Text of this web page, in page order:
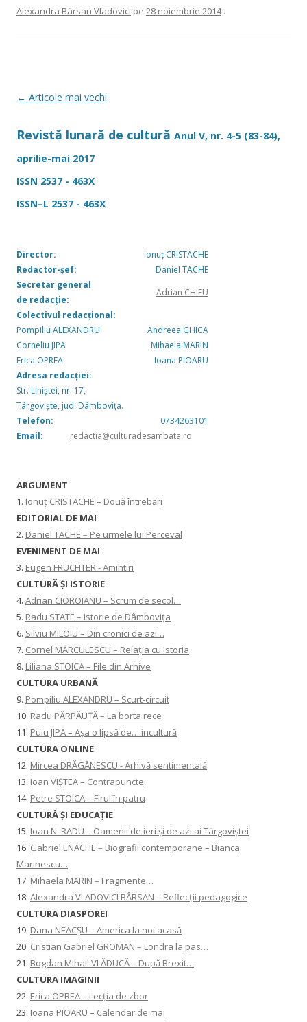
Alexandra Bârsan Vladovici pe 28 noiembrie 2014 .
Navigare
articole
← Articole mai vechi
Revistă lunară de cultură Anul V, nr. 4-5 (83-84),
aprilie-mai 2017
ISSN 2537 - 463X
ISSN–L 2537 - 463X
Director:
Ionuț CRISTACHE
Redactor-șef:
Daniel TACHE
Secretar general
de redacție:
Adrian CHIFU
Colectivul redacțional:
Pompiliu ALEXANDRU
Andreea GHICA
Corneliu JIPA
Mihaela MARIN
Erica OPREA
Ioana PIOARU
Adresa redacției:
Str. Liniștei, nr. 17,
Târgoviște, jud. Dâmbovița.
Telefon:
0734263101
Email: redactia@culturadesambata.ro
ARGUMENT
1. Ionuț CRISTACHE – Două întrebări
EDITORIAL DE MAI
2. Daniel TACHE – Pe urmele lui Perceval
EVENIMENT DE MAI
3. Eugen FRUCHTER - Amintiri
CULTURĂ ŞI ISTORIE
4. Adrian CIOROIANU – Scrum de secol…
5. Radu STATE – Istorie de Dâmbovița
6. Silviu MILOIU – Din cronici de azi…
7. Cornel MĂRCULESCU – Relația cu istoria
8. Liliana STOICA – File din Arhive
CULTURA URBANĂ
9. Pompiliu ALEXANDRU – Scurt-circuit
10. Radu PĂRPĂUȚĂ – La borta rece
11. Puiu JIPA – Așa o lipsă de… incultură
CULTURA ONLINE
12. Mircea DRĂGĂNESCU - Arhivă sentimentală
13. Ioan VIȘTEA – Contrapuncte
14. Petre STOICA – Firul în patru
CULTURĂ ŞI EDUCAŢIE
15. Ioan N. RADU – Oamenii de ieri și de azi ai Târgoviștei
16. Gabriel ENACHE – Biografii contemporane – Bianca
Marinescu…
17. Mihaela MARIN – Fragmente…
18. Alexandra VLADOVICI BÂRSAN – Reflecții pedagogice
CULTURA DIASPOREI
19. Dana NEACȘU – America la noi acasă
20. Cristian Gabriel GROMAN – Londra la pas…
21. Bogdan Mihail VLĂDUCĂ – După Brexit…
CULTURA IMAGINII
22. Erica OPREA – Lecția de zbor
23. Ioana PIOARU – Calendar de mai